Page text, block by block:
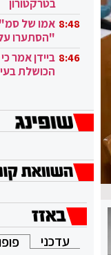
בטרקטורון
8:48 אמו של
"הסתערו
ובגבורה" 8:46 ביידן אמר
הכושלת
עדכני